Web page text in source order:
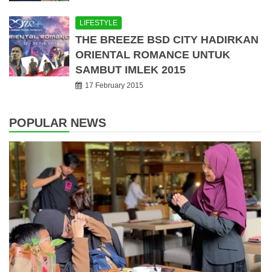
LIFESTYLE
THE BREEZE BSD CITY HADIRKAN
ORIENTAL ROMANCE UNTUK
SAMBUT IMLEK 2015
17 February 2015
POPULAR NEWS